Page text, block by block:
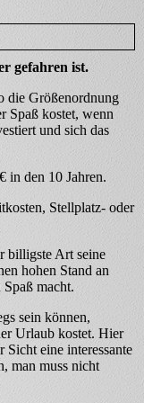
gefahren ist.
die Größenordnung
Spaß kostet, wenn
und sich das
in den 10 Jahren.
Stellplatz- oder
billigste Art seine
hohen Stand an
macht.
sein können,
Urlaub kostet. Hier
eine interessante
man muss nicht